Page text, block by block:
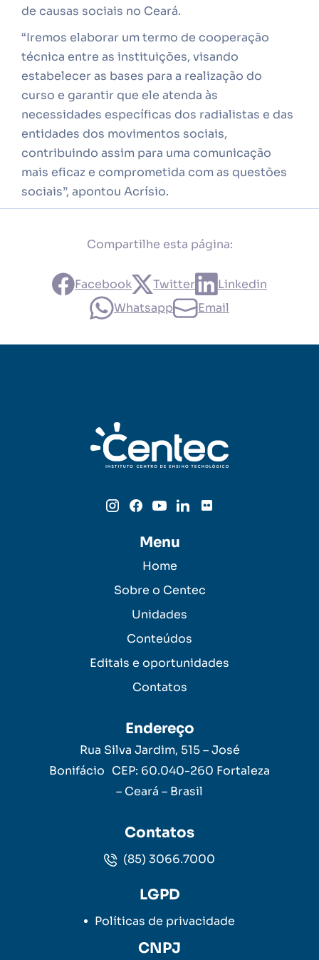
de causas sociais no Ceará.
“Iremos elaborar um termo de cooperação
técnica entre as instituições, visando
estabelecer as bases para a realização do
curso e garantir que ele atenda às
necessidades específicas dos radialistas e das
entidades dos movimentos sociais,
contribuindo assim para uma comunicação
mais eficaz e comprometida com as questões
sociais”, apontou Acrísio.
Compartilhe esta página:
Facebook Twitter
Linkedin
Whatsapp
Email
Menu
Home
Sobre o Centec
Unidades
Conteúdos
Editais e oportunidades
Contatos
Endereço
Rua Silva Jardim, 515 – José
Bonifácio CEP: 60.040-260 Fortaleza
– Ceará – Brasil
Contatos
(85) 3066.7000
LGPD
Políticas de privacidade
CNPJ